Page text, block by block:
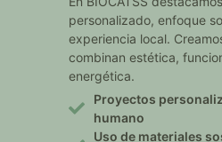
personalizado, enfoque
experiencia local.
combinan estética,
energética.
Proyectos
humano
Uso de materiales